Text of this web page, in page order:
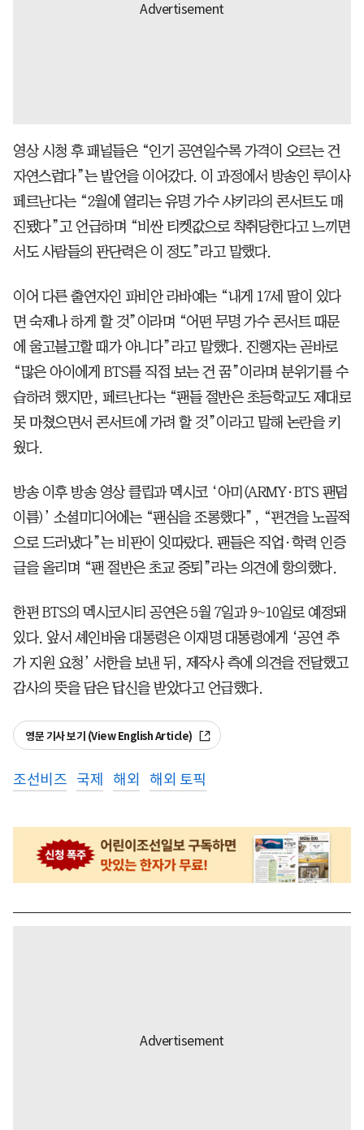
영상 시청 후 패널들은 “인기 공연일수록 가격이 오르는 건
자연스럽다”는 발언을 이어갔다. 이 과정에서 방송인 루이사
페르난다는 “2월에 열리는 유명 가수 샤키라의 콘서트도 매
진됐다”고 언급하며 “비싼 티켓값으로 착취당한다고 느끼면
서도 사람들의 판단력은 이 정도”라고 말했다.
이어 다른 출연자인 파비안 라바예는 “내게 17세 딸이 있다
면 숙제나 하게 할 것”이라며 “어떤 무명 가수 콘서트 때문
에 울고불고할 때가 아니다”라고 말했다. 진행자는 곧바로
“많은 아이에게 BTS를 직접 보는 건 꿈”이라며 분위기를 수
습하려 했지만, 페르난다는 “팬들 절반은 초등학교도 제대로
못 마쳤으면서 콘서트에 가려 할 것”이라고 말해 논란을 키
웠다.
방송 이후 방송 영상 클립과 멕시코 ‘아미(ARMY·BTS 팬덤
이름)’ 소셜미디어에는 “팬심을 조롱했다”, “편견을 노골적
으로 드러냈다”는 비판이 잇따랐다. 팬들은 직업·학력 인증
글을 올리며 “팬 절반은 초교 중퇴”라는 의견에 항의했다.
한편 BTS의 멕시코시티 공연은 5월 7일과 9~10일로 예정돼
있다. 앞서 셰인바움 대통령은 이재명 대통령에게 ‘공연 추
가 지원 요청’ 서한을 보낸 뒤, 제작사 측에 의견을 전달했고
감사의 뜻을 담은 답신을 받았다고 언급했다.
영문 기사 보기 (View English Article)
조선비즈 국제 해외 해외 토픽